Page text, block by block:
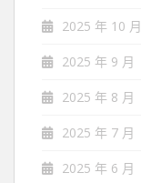
2025 年 10 月
2025 年 9 月
2025 年 8 月
2025 年 7 月
2025 年 6 月